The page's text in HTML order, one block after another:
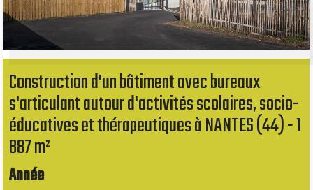
Construction d'un bâtiment avec bureaux
s'articulant autour d'activités scolaires, socio-
éducatives et thérapeutiques à NANTES (44) - 1
887 m²
Année